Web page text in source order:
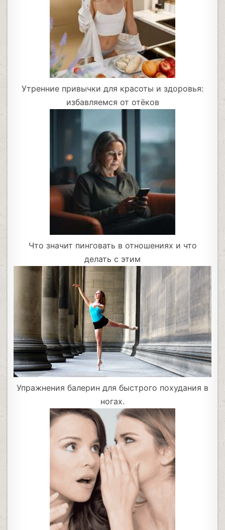
Утренние привычки для красоты и здоровья:
избавляемся от отёков
Что значит пинговать в отношениях и что
делать с этим
Упражнения балерин для быстрого похудания в
ногах.